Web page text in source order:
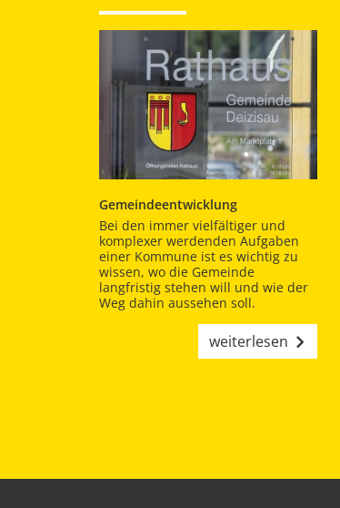
Gemeindeentwicklung
Bei den immer vielfältiger und
komplexer werdenden Aufgaben
einer Kommune ist es wichtig zu
wissen, wo die Gemeinde
langfristig stehen will und wie der
Weg dahin aussehen soll.
weiterlesen